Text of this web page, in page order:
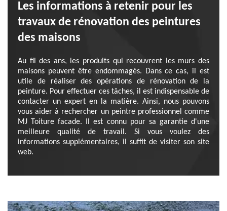
Les informations à retenir pour les
travaux de rénovation des peintures
des maisons
Au fil des ans, les produits qui recouvrent les murs des
maisons peuvent être endommagés. Dans ce cas, il est
utile de réaliser des opérations de rénovation de la
peinture. Pour effectuer ces tâches, il est indispensable de
contacter un expert en la matière. Ainsi, nous pouvons
vous aider à rechercher un peintre professionnel comme
MJ Toiture facade. Il est connu pour sa garantie d'une
meilleure qualité de travail. Si vous voulez des
informations supplémentaires, il suffit de visiter son site
web.